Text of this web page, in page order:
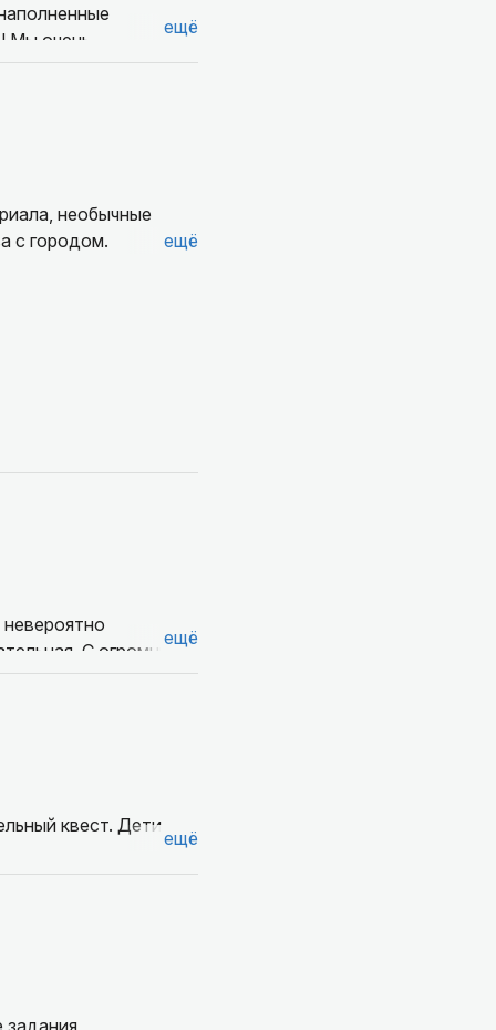
Мы очень
ещё
необычные
с городом.
ещё
С огромным
ещё
квест. Дети
ещё